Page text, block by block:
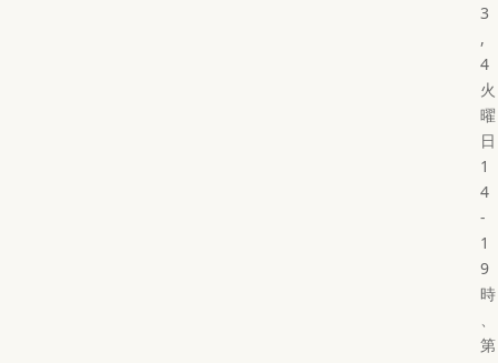
3
,
4
火
曜
日
1
4
-
1
9
時
、
第